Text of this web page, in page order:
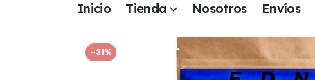
Inicio Tienda Nosotros Envíos
-31%